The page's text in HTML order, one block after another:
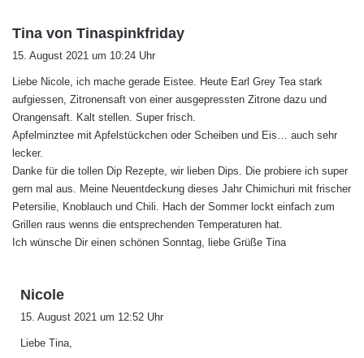
Tina von Tinaspinkfriday
t
:
15. August 2021 um 10:24 Uhr
Liebe Nicole, ich mache gerade Eistee. Heute Earl Grey Tea stark
aufgiessen, Zitronensaft von einer ausgepressten Zitrone dazu und
Orangensaft. Kalt stellen. Super frisch.
Apfelminztee mit Apfelstückchen oder Scheiben und Eis… auch sehr
lecker.
Danke für die tollen Dip Rezepte, wir lieben Dips. Die probiere ich super
gern mal aus. Meine Neuentdeckung dieses Jahr Chimichuri mit frischer
Petersilie, Knoblauch und Chili. Hach der Sommer lockt einfach zum
Grillen raus wenns die entsprechenden Temperaturen hat.
Ich wünsche Dir einen schönen Sonntag, liebe Grüße Tina
Nicole
t
15. August 2021 um 12:52 Uhr
Liebe Tina,